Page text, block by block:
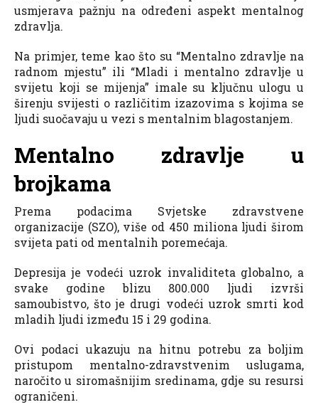
usmjerava pažnju na određeni aspekt mentalnog
zdravlja.
Na primjer, teme kao što su “Mentalno zdravlje na
radnom mjestu” ili “Mladi i mentalno zdravlje u
svijetu koji se mijenja” imale su ključnu ulogu u
širenju svijesti o različitim izazovima s kojima se
ljudi suočavaju u vezi s mentalnim blagostanjem.
Mentalno zdravlje u
brojkama
Prema podacima Svjetske zdravstvene
organizacije (SZO), više od 450 miliona ljudi širom
svijeta pati od mentalnih poremećaja.
Depresija je vodeći uzrok invaliditeta globalno, a
svake godine blizu 800.000 ljudi izvrši
samoubistvo, što je drugi vodeći uzrok smrti kod
mladih ljudi između 15 i 29 godina.
Ovi podaci ukazuju na hitnu potrebu za boljim
pristupom mentalno-zdravstvenim uslugama,
naročito u siromašnijim sredinama, gdje su resursi
ograničeni.